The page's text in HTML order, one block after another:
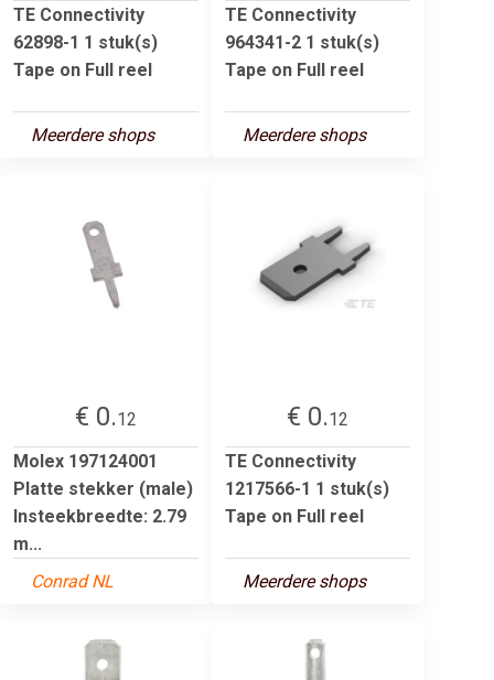
TE Connectivity
62898-1 1 stuk(s)
Tape on Full reel
Meerdere shops
TE Connectivity
964341-2 1 stuk(s)
Tape on Full reel
Meerdere shops
€ 0.12
Molex 197124001
Platte stekker (male)
Insteekbreedte: 2.79
m...
Conrad NL
€ 0.12
TE Connectivity
1217566-1 1 stuk(s)
Tape on Full reel
Meerdere shops